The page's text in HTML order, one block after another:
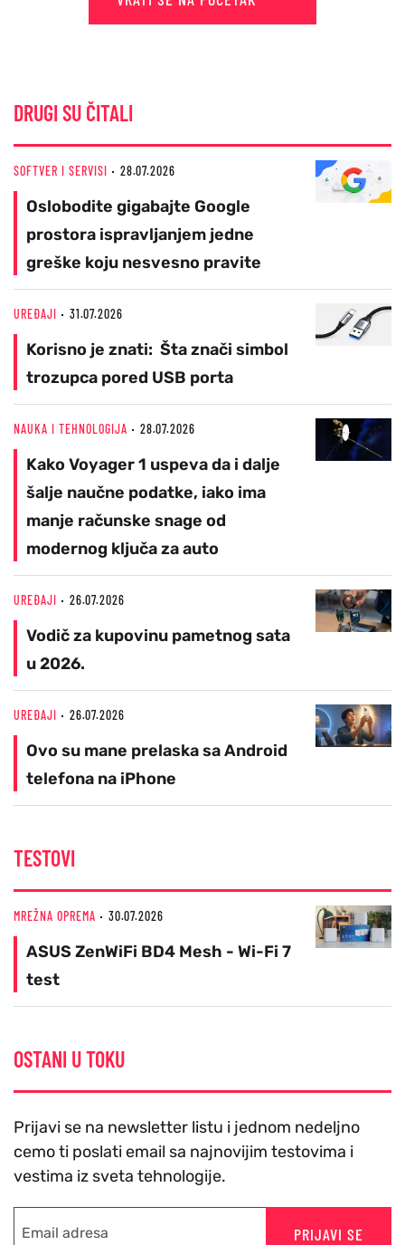
DRUGI SU ČITALI
SOFTVER I SERVISI 28.07.2026
Oslobodite gigabajte Google
prostora ispravljanjem jedne
greške koju nesvesno pravite
UREĐAJI 31.07.2026
Korisno je znati: Šta znači simbol
trozupca pored USB porta
NAUKA I TEHNOLOGIJA 28.07.2026
Kako Voyager 1 uspeva da i dalje
šalje naučne podatke, iako ima
manje računske snage od
modernog ključa za auto
UREĐAJI 26.07.2026
Vodič za kupovinu pametnog sata
u 2026.
UREĐAJI 26.07.2026
Ovo su mane prelaska sa Android
telefona na iPhone
TESTOVI
MREŽNA OPREMA 30.07.2026
ASUS ZenWiFi BD4 Mesh - Wi-Fi 7
test
OSTANI U TOKU
Prijavi se na newsletter listu i jednom nedeljno
cemo ti poslati email sa najnovijim testovima i
vestima iz sveta tehnologije.
PRIJAVI SE